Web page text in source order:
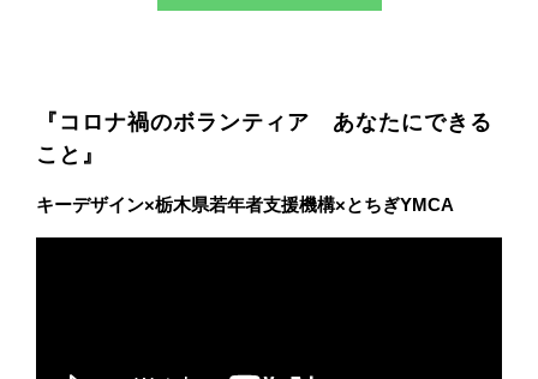
『コロナ禍のボランティア あなたにできる
こと』
キーデザイン×栃木県若年者支援機構×とちぎYMCA